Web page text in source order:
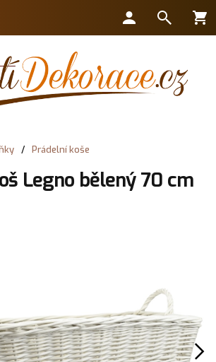
/ Prádelní koše
Legno bělený 70 cm